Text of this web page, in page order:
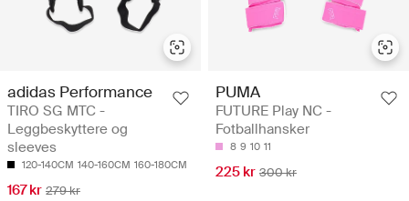
adidas Performance
TIRO SG MTC -
Leggbeskyttere og
sleeves
120-140CM 140-160CM 160-180CM
167 kr 279 kr
PUMA
FUTURE Play NC -
Fotballhansker
8 9 10 11
225 kr 300 kr